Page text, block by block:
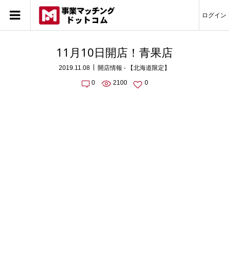
ログイン
11月10日開店！青果店
2019.11.08 開店情報 - 【北海道限定】
0 2100 0